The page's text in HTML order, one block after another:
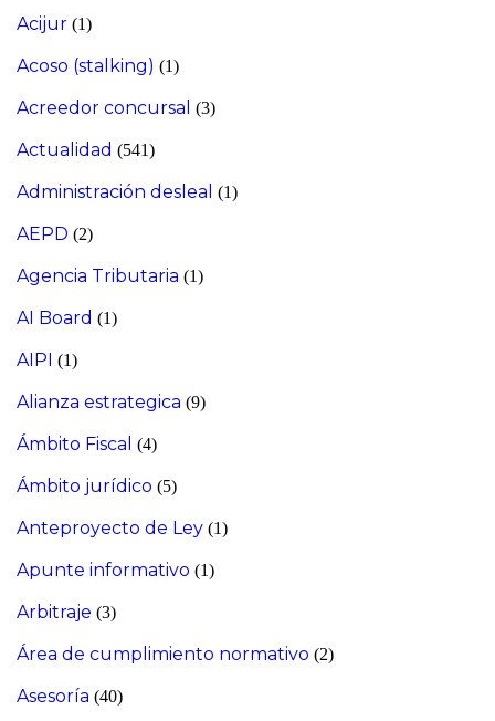
Acijur (1)
Acoso (stalking) (1)
Acreedor concursal (3)
Actualidad (541)
Administración desleal (1)
AEPD (2)
Agencia Tributaria (1)
AI Board (1)
AIPI (1)
Alianza estrategica (9)
Ámbito Fiscal (4)
Ámbito jurídico (5)
Anteproyecto de Ley (1)
Apunte informativo (1)
Arbitraje (3)
Área de cumplimiento normativo (2)
Asesoría (40)